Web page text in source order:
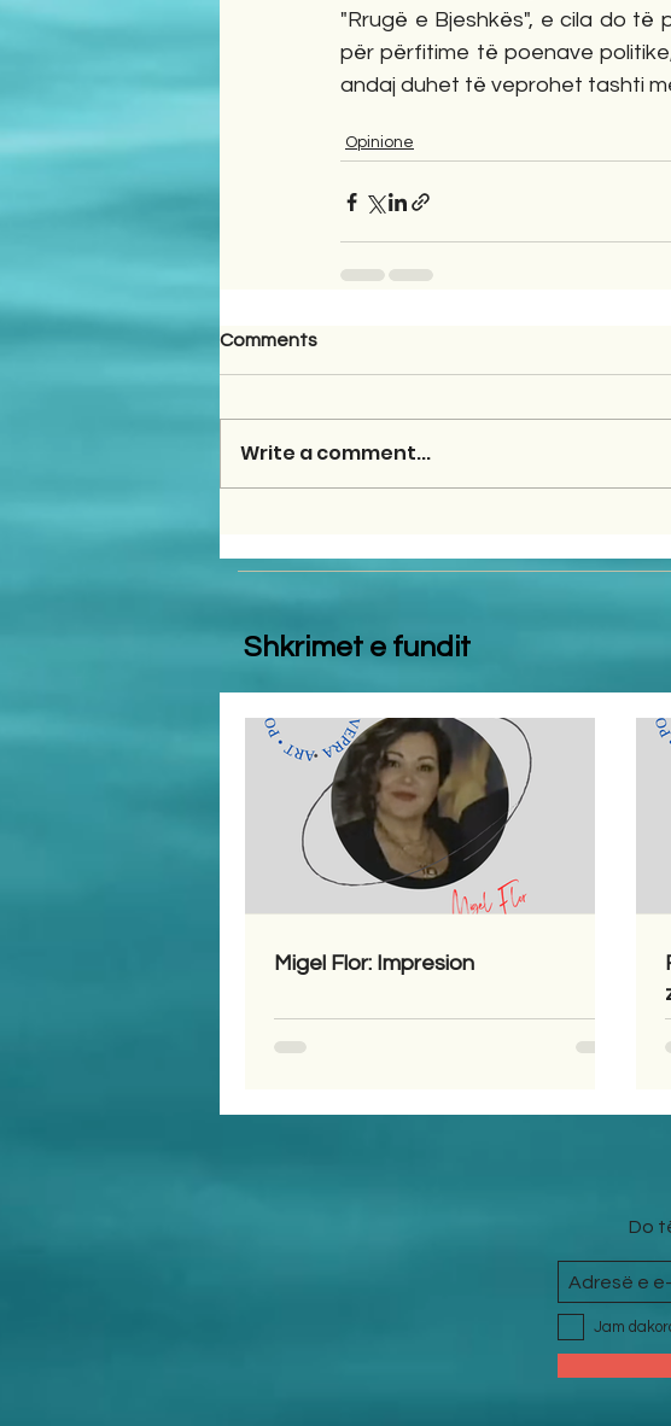
"Rrugë e Bjeshkës", e cila do
për përfitime të poenave
andaj duhet të veprohet tashti
Opinione
Comments
Write a comment...
Shkrimet e fundit
Migel Flor: Impresion
Do
Jam